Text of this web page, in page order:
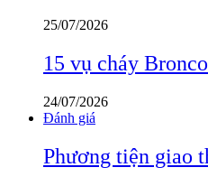
25/07/2026
15 vụ cháy
24/07/2026
Đánh giá
Phương tiện giao